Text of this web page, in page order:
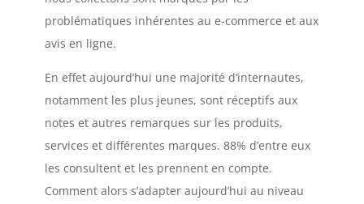
problématiques inhérentes au e-commerce et aux
avis en ligne.
En effet aujourd’hui une majorité d’internautes,
notamment les plus jeunes, sont réceptifs aux
notes et autres remarques sur les produits,
services et différentes marques. 88% d’entre eux
les consultent et les prennent en compte.
Comment alors s’adapter aujourd’hui au niveau